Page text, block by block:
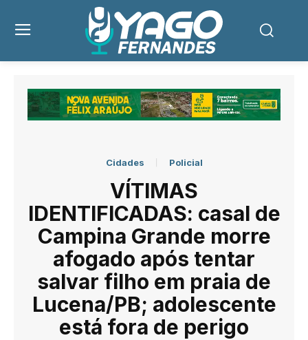
Cidades Policial
VÍTIMAS
IDENTIFICADAS: casal de
Campina Grande morre
afogado após tentar
salvar filho em praia de
Lucena/PB; adolescente
está fora de perigo